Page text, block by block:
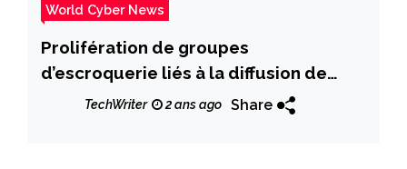
World Cyber News
Prolifération de groupes
d’escroquerie liés à la diffusion de
funérailles sur Facebook.
TechWriter 2 ans ago Share